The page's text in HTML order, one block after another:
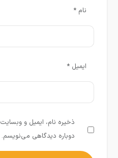
نام*
ایمیل*
ذخیره نام، ایمیل و
دوباره دیدگاهی می‌نویسم.